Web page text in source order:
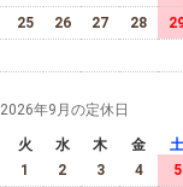
25 26 27 28
2026年9月の定休日
火 水 木 金
土
1
2 3 4
5